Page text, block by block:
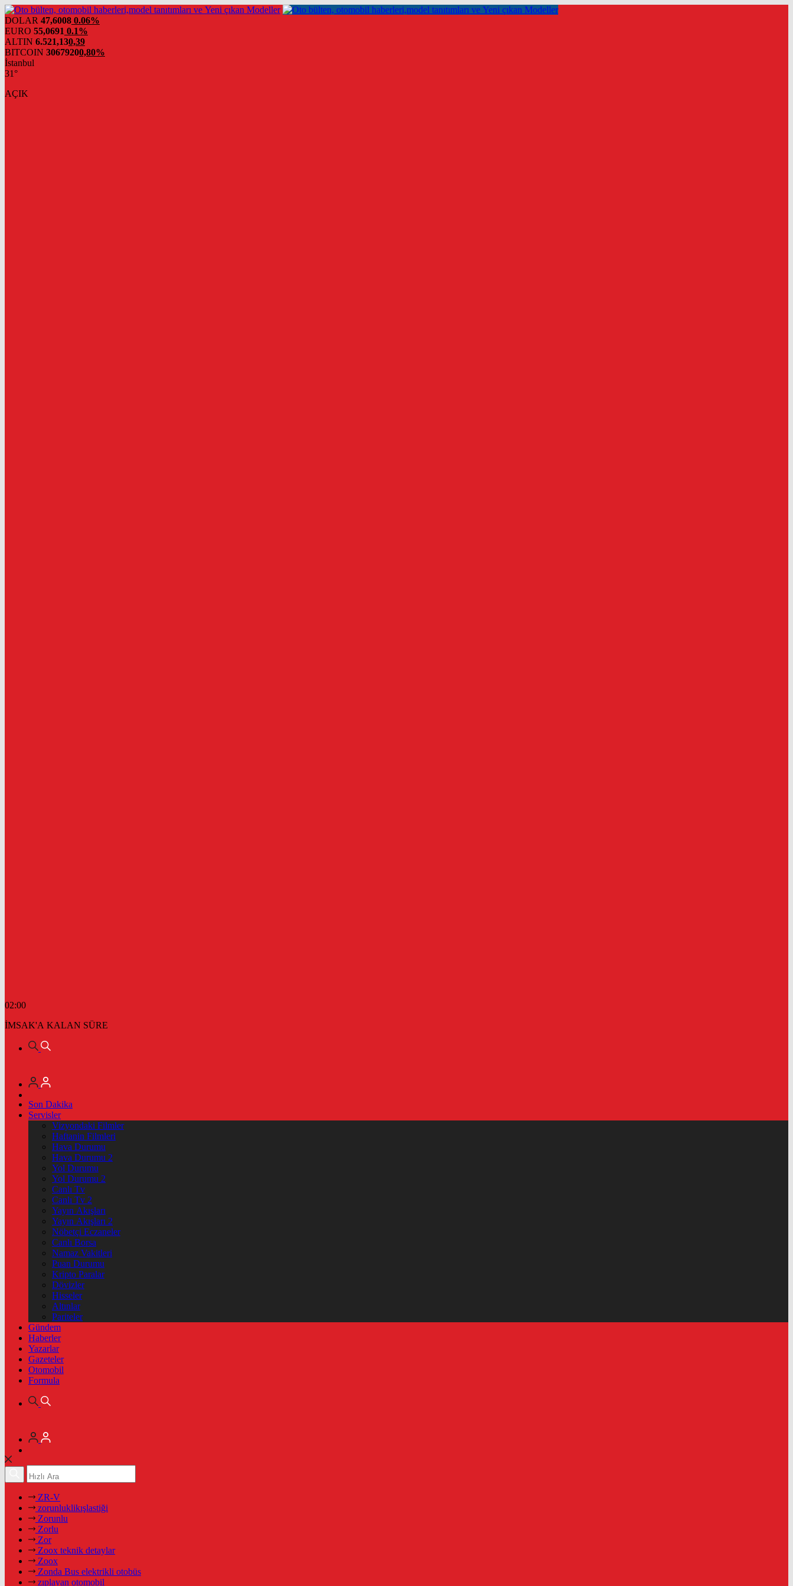
DOLAR 47,6008 0.06%
EURO 55,0691 0.1%
ALTIN 6.521,130,39
BITCOIN 30679200,80%
İstanbul
31°
AÇIK
02:00
İMSAK'A KALAN SÜRE
Son Dakika
Servisler
Vizyondaki Filmler
Haftanin Filmleri
Hava Durumu
Hava Durumu 2
Yol Durumu
Yol Durumu 2
Canlı Tv
Canlı Tv 2
Yayın Akışları
Yayın Akışları 2
Nöbetçi Eczaneler
Canlı Borsa
Namaz Vakitleri
Puan Durumu
Kripto Paralar
Dövizler
Hisseler
Altınlar
Pariteler
Gündem
Haberler
Yazarlar
Gazeteler
Otomobil
Formula
ZR-V
zorunluklikışlastiği
Zorunlu
Zorlu
Zor
Zoox teknik detaylar
Zoox
Zonda Bus elektrikli otobüs
zıplayan otomobil